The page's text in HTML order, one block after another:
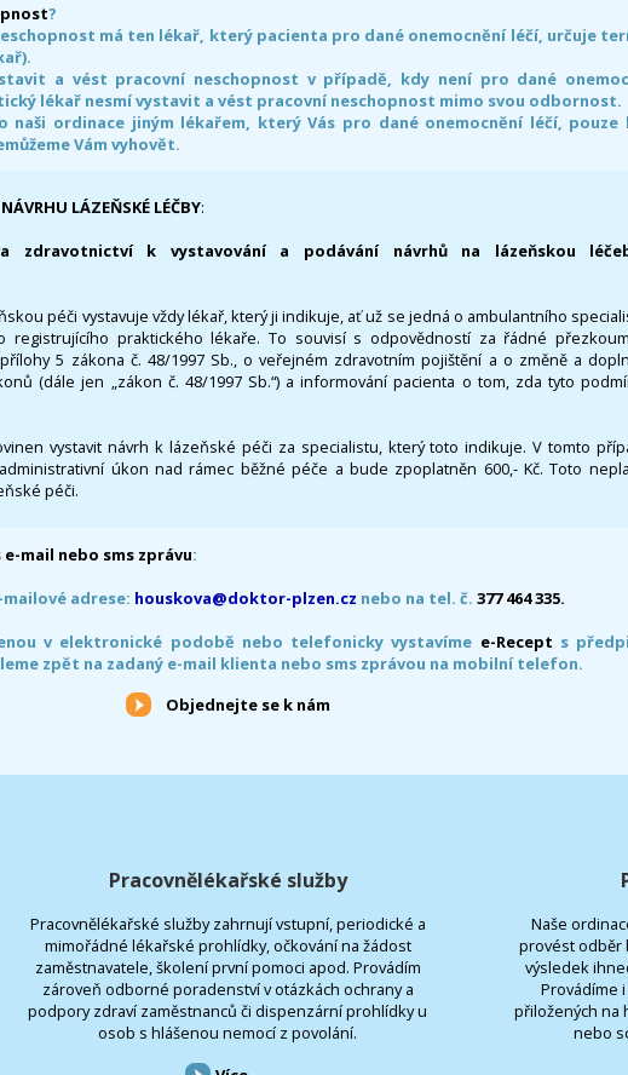
?
má ten lékař, který pacienta pro dané onemocnění léčí, určuje
a vést pracovní neschopnost v případě, kdy není pro dané
lékař nesmí vystavit a vést pracovní neschopnost mimo svou odbornost.
naši ordinace jiným lékařem, který Vás pro dané onemocnění léčí, pouze
Vám vyhovět.
LÁZEŇSKÉ LÉČBY:
zdravotnictví k vystavování a podávání návrhů na lázeňskou
péči vystavuje vždy lékař, který ji indikuje, ať už se jedná o ambulantního
registrujícího praktického lékaře. To souvisí s odpovědností za řádné
5 zákona č. 48/1997 Sb., o veřejném zdravotním pojištění a o změně a
(dále jen „zákon č. 48/1997 Sb.“) a informování pacienta o tom, zda tyto
vystavit návrh k lázeňské péči za specialistu, který toto indikuje. V tomto
úkon nad rámec běžné péče a bude zpoplatněn 600,- Kč. Toto
péči.
mail nebo sms zprávu:
mailové adrese: houskova@doktor-plzen.cz nebo na tel. č. 377 464 335.
v elektronické podobě nebo telefonicky vystavíme e-Recept s
zpět na zadaný e-mail klienta nebo sms zprávou na mobilní telefon.
Objednejte se k nám
Pracovnělékařské služby
Pracovnělékařské služby zahrnují vstupní, periodické a
mimořádné lékařské prohlídky, očkování na žádost
zaměstnavatele, školení první pomoci apod. Provádím
zároveň odborné poradenství v otázkách ochrany a
podpory zdraví zaměstnanců či dispenzární prohlídky u
osob s hlášenou nemocí z povolání.
Naše
provést odběr
výsledek
Provádíme
přiložených na
nebo